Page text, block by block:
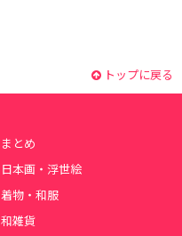
トップに戻る
まとめ
日本画・浮世絵
着物・和服
和雑貨